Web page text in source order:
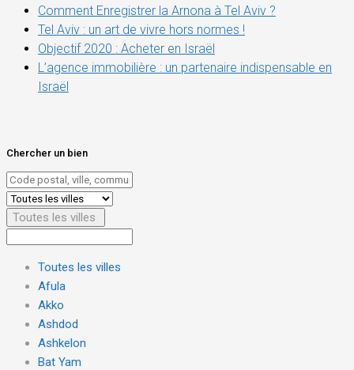
Comment Enregistrer la Arnona à Tel Aviv ?
Tel Aviv : un art de vivre hors normes !
Objectif 2020 : Acheter en Israël
L’agence immobilière : un partenaire indispensable en
Israël
Chercher un bien
Toutes les villes
Toutes les villes
Afula
Akko
Ashdod
Ashkelon
Bat Yam